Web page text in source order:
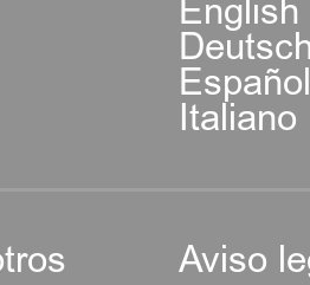
English
Italiano
Aviso